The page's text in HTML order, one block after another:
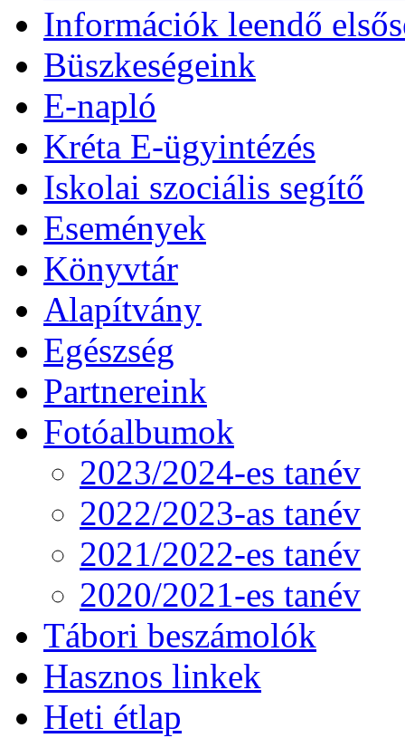
Információk leendő
Büszkeségeink
E-napló
Kréta E-ügyintézés
Iskolai szociális segítő
Események
Könyvtár
Alapítvány
Egészség
Partnereink
Fotóalbumok
2023/2024-es tanév
2022/2023-as tanév
2021/2022-es tanév
2020/2021-es tanév
Tábori beszámolók
Hasznos linkek
Heti étlap